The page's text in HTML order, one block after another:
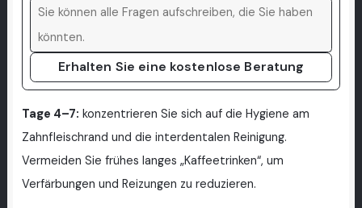
Erhalten Sie eine kostenlose Beratung
Tage 4–7: konzentrieren Sie sich auf die Hygiene am
Zahnfleischrand und die interdentalen Reinigung.
Vermeiden Sie frühes langes „Kaffeetrinken“, um
Verfärbungen und Reizungen zu reduzieren.